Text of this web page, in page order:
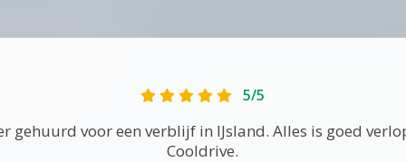
5/5
gehuurd voor een verblijf in IJsland. Alles is goed
Cooldrive.